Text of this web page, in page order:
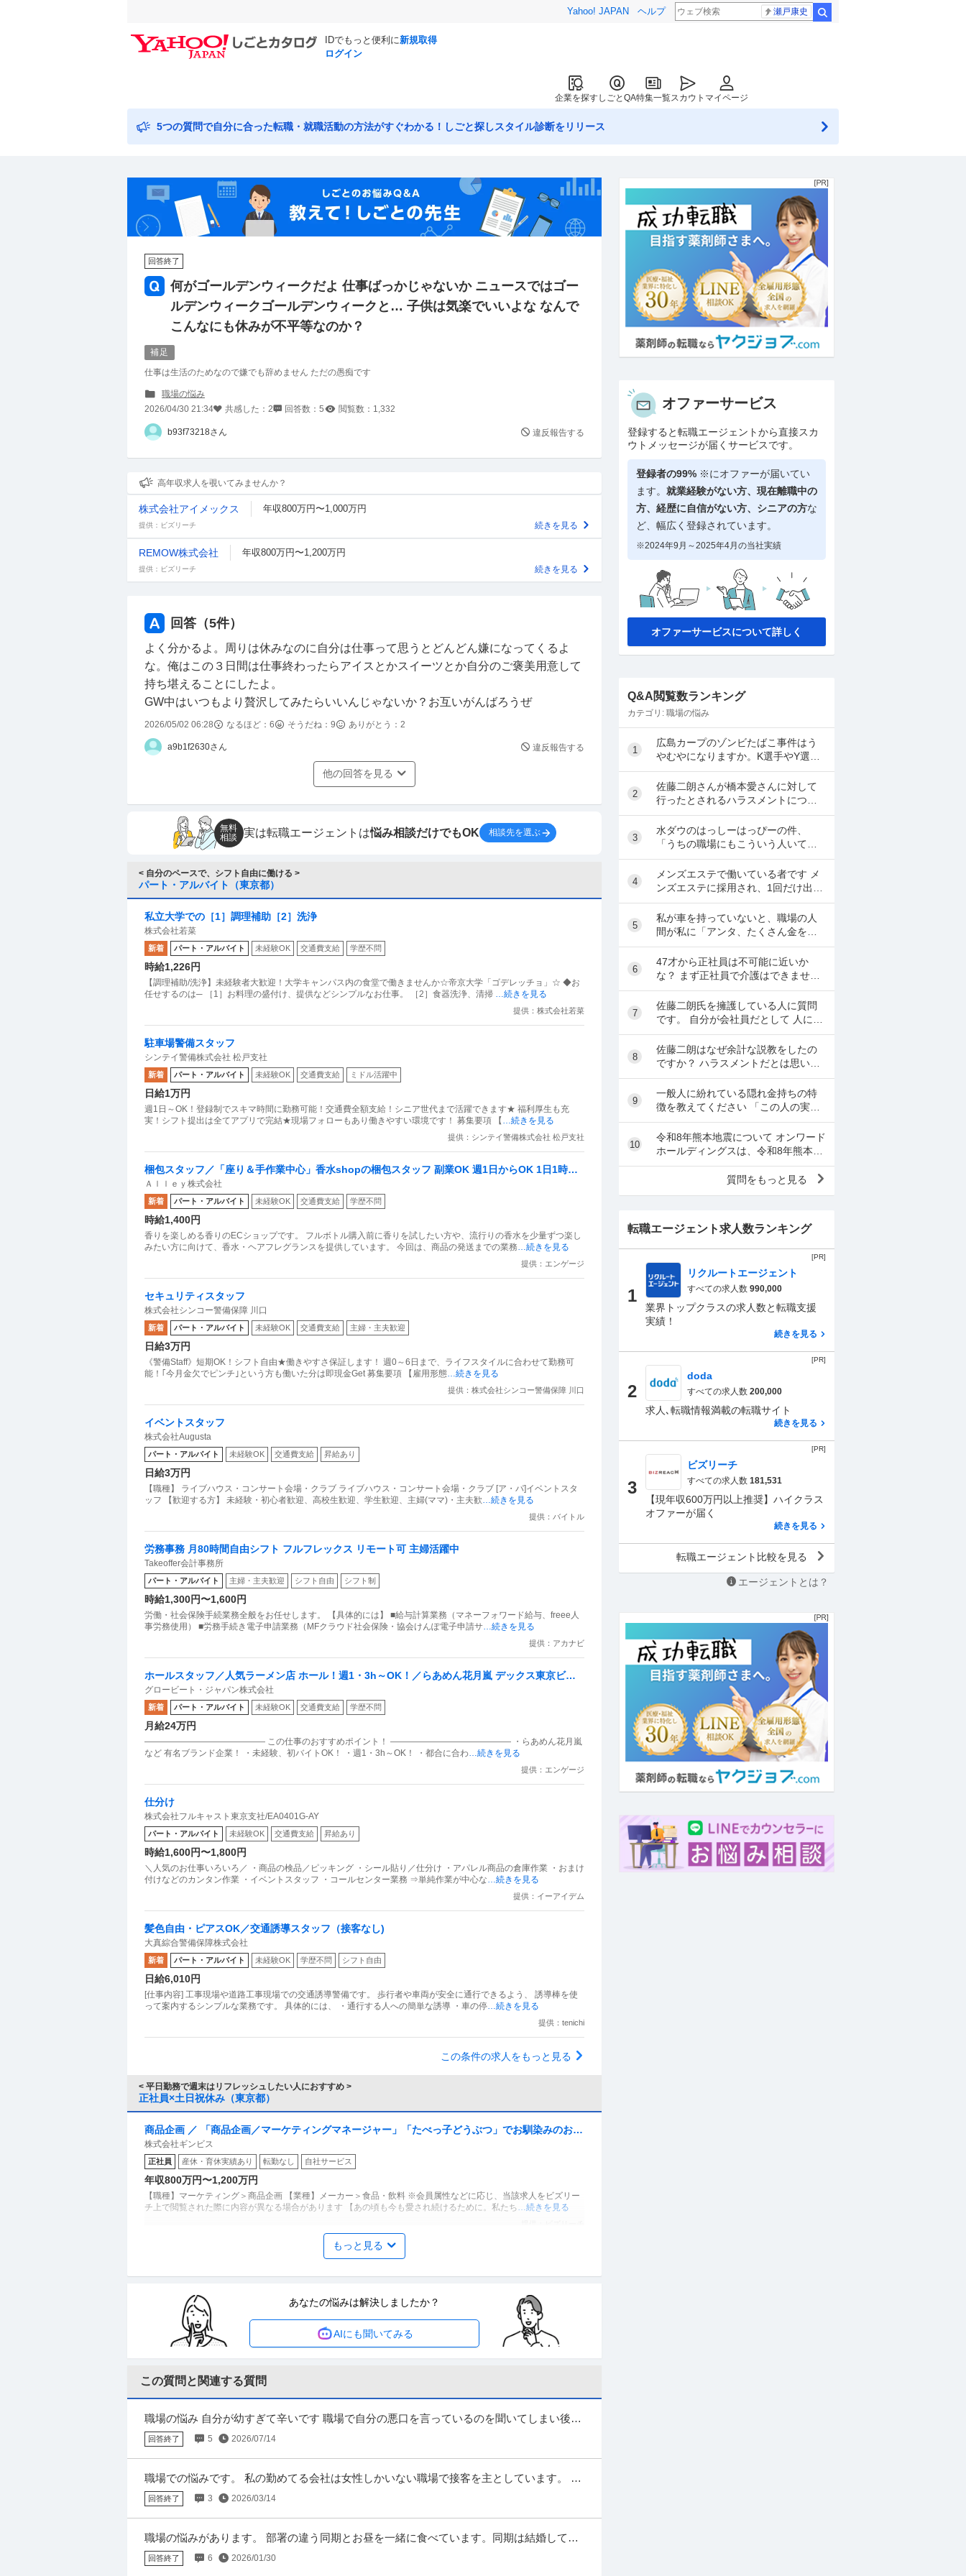
Yahoo! JAPAN ヘルプ 瀬戸康史
IDでもっと便利に新規取得
ログイン
企業を探すしごとQA特集一覧スカウト マイページ
5つの質問で自分に合った転職・就職活動の方法がすぐわかる！しごと探しスタイル診断をリリース
回答終了
何がゴールデンウィークだよ 仕事ばっかじゃないか ニュースではゴー
ルデンウィークゴールデンウィークと… 子供は気楽でいいよな なんで
こんなにも休みが不平等なのか？
補足
仕事は生活のためなので嫌でも辞めません ただの愚痴です
職場の悩み
2026/04/30 21:34
共感した： 2 回答数： 5 閲覧数： 1,332
b93f73218さん 違反報告する
高年収求人を覗いてみませんか？
株式会社アイメックス 年収800万円〜1,000万円
提供：ビズリーチ 続きを見る
REMOW株式会社 年収800万円〜1,200万円
提供：ビズリーチ 続きを見る
回答（5件）
よく分かるよ。周りは休みなのに自分は仕事って思うとどんどん嫌になってくるよ
な。俺はこの３日間は仕事終わったらアイスとかスイーツとか自分のご褒美用意して
持ち堪えることにしたよ。
GW中はいつもより贅沢してみたらいいんじゃないか？お互いがんばろうぜ
2026/05/02 06:28 なるほど： 6 そうだね： 9 ありがとう： 2
a9b1f2630さん 違反報告する
他の回答を見る
無料
相談
実は転職エージェントは悩み相談だけでもOK 相談先を選ぶ
< 自分のペースで、シフト自由に働ける >
パート・アルバイト（東京都）
私立大学での［1］調理補助［2］洗浄
株式会社若菜
新着 パート・アルバイト 未経験OK 交通費支給 学歴不問
時給1,226円
【調理補助/洗浄】未経験者大歓迎！大学キャンパス内の食堂で働きませんか☆帝京大学「ゴデレッチョ」☆ ◆お
任せするのは─ ［1］お料理の盛付け、提供などシンプルなお仕事。 ［2］食器洗浄、清掃 …続きを見る
提供：株式会社若菜
駐車場警備スタッフ
シンテイ警備株式会社 松戸支社
新着 パート・アルバイト 未経験OK 交通費支給 ミドル活躍中
日給1万円
週1日～OK！登録制でスキマ時間に勤務可能！交通費全額支給！シニア世代まで活躍できます★ 福利厚生も充
実！シフト提出は全てアプリで完結★現場フォローもあり働きやすい環境です！ 募集要項 【 …続きを見る
提供：シンテイ警備株式会社 松戸支社
梱包スタッフ／「座り＆手作業中心」香水shopの梱包スタッフ 副業OK 週1日からOK 1日1時間
からOK
Ａｌｌｅｙ株式会社
新着 パート・アルバイト 未経験OK 交通費支給 学歴不問
時給1,400円
香りを楽しめる香りのECショップです。 フルボトル購入前に香りを試したい方や、流行りの香水を少量ずつ楽し
みたい方に向けて、香水・ヘアフレグランスを提供しています。 今回は、商品の発送までの業務…続きを見る
提供：エンゲージ
セキュリティスタッフ
株式会社シンコー警備保障 川口
新着 パート・アルバイト 未経験OK 交通費支給 主婦・主夫歓迎
日給3万円
《警備Staff》短期OK！シフト自由★働きやすさ保証します！ 週0～6日まで、ライフスタイルに合わせて勤務可
能！｢今月金欠でピンチ｣という方も働いた分は即現金Get 募集要項 【雇用形態…続きを見る
提供：株式会社シンコー警備保障 川口
イベントスタッフ
株式会社Augusta
パート・アルバイト 未経験OK 交通費支給 昇給あり
日給3万円
【職種】 ライブハウス・コンサート会場・クラブ ライブハウス・コンサート会場・クラブ [ア・パ]イベントスタ
ッフ 【歓迎する方】 未経験・初心者歓迎、高校生歓迎、学生歓迎、主婦(ママ)・主夫歓…続きを見る
提供：バイトル
労務事務 月80時間自由シフト フルフレックス リモート可 主婦活躍中
Takeoffer会計事務所
パート・アルバイト 主婦・主夫歓迎 シフト自由 シフト制
時給1,300円〜1,600円
労働・社会保険手続業務全般をお任せします。 【具体的には】 ■給与計算業務（マネーフォワード給与、freee人
事労務使用） ■労務手続き電子申請業務（MFクラウド社会保険・協会けんぽ電子申請サ…続きを見る
提供：アカナビ
ホールスタッフ／人気ラーメン店 ホール！週1・3h～OK！／らあめん花月嵐 デックス東京ビー
チ店
グロービート・ジャパン株式会社
新着 パート・アルバイト 未経験OK 交通費支給 学歴不問
月給24万円
―――――――――――――― この仕事のおすすめポイント！ ―――――――――――――― ・らあめん花月嵐
など 有名ブランド企業！ ・未経験、初バイトOK！ ・週1・3h～OK！ ・都合に合わ…続きを見る
提供：エンゲージ
仕分け
株式会社フルキャスト東京支社/EA0401G-AY
パート・アルバイト 未経験OK 交通費支給 昇給あり
時給1,600円〜1,800円
＼人気のお仕事いろいろ／ ・商品の検品／ピッキング ・シール貼り／仕分け ・アパレル商品の倉庫作業 ・おまけ
付けなどのカンタン作業 ・イベントスタッフ ・コールセンター業務 ⇒単純作業が中心な…続きを見る
提供：イーアイデム
髪色自由・ピアスOK／交通誘導スタッフ（接客なし)
大真綜合警備保障株式会社
新着 パート・アルバイト 未経験OK 学歴不問 シフト自由
日給6,010円
[仕事内容] 工事現場や道路工事現場での交通誘導警備です。 歩行者や車両が安全に通行できるよう、 誘導棒を使
って案内するシンプルな業務です。 具体的には、 ・通行する人への簡単な誘導 ・車の停…続きを見る
提供：tenichi
この条件の求人をもっと見る
< 平日勤務で週末はリフレッシュしたい人におすすめ >
正社員×土日祝休み（東京都）
商品企画 ／ 「商品企画／マーケティングマネージャー」「たべっ子どうぶつ」でお馴染みのお菓
子メーカー ギンビス「「しみチョココーン」「アスパラガス」などのロングセラー商品を製造／
土日祝休み／転勤なし／勤務地日本橋」（株式会社ギンビス）
株式会社ギンビス
正社員 産休・育休実績あり 転勤なし 自社サービス
年収800万円〜1,200万円
【職種】マーケティング＞商品企画 【業種】メーカー＞食品・飲料 ※会員属性などに応じ、当該求人をビズリー
チ上で閲覧された際に内容が異なる場合があります 【あの頃も今も愛され続けるために。私たち…続きを見る
年収1000万円も可能×土日祝休み／外国人人材紹介の法人営業／マネジメント業務
月給47万円〜62.5万円
【年収1000万円も可能×土日祝休み】外国人人材紹介の法人営業｜マネジメント業務 【高収入！稼ぐなら当社
へ】 ■月給47万円以上スタート ■毎週しっかり休める土日祝休み ■安心の福利厚生充実
…続きを見る
提供：上野グループホールディングス株式会社
法務・コンプライアンス ／ 「測量士・測量士補・測量助手」最新ドローン・3Dレーザースキャ
ナーを駆使する先進的測量技術者／創業90年の強固なグループ基盤／京都・丸太町駅徒歩1分／完
全週休2日（土日祝）
ひかり司法書士法人
正社員 土日休み 高収入 完全週休2日制
年収800万円〜1,000万円
【職種】管理＞法務・コンプライアンス 【業種】士業＞その他 ※会員属性などに応じ、当該求人をビズリーチ上
で閲覧された際に内容が異なる場合があります ※当求人は、ひかり司法書士法人にて採用後、「…続きを見る
提供：ビズリーチ
羽田空港／施設保全サポート年休126日／土日祝休／残業10H以下／内勤9割／安定性が強みの建
正社員 交通費支給 昇給あり ミドル活躍中
年収400万円〜620万円
もっと見る
あなたの悩みは解決しましたか？
AIにも聞いてみる
この質問と関連する質問
職場の悩み 自分が幼すぎて辛いです 職場で自分の悪口を言っているのを聞いてしまい後日
出勤拒否をしてしまいました。家にいても涙が止まらず吐き気、腹痛、フラ...
回答終了 5 2026/07/14
職場での悩みです。 私の勤めてる会社は女性しかいない職場で接客を主としています。 店
長は陰口が大の嫌いです。 会社に対する愚痴もできれば控えるよう言われ...
回答終了 3 2026/03/14
職場の悩みがあります。 部署の違う同期とお昼を一緒に食べています。同期は結婚してお
子さんもいて、家庭の愚痴やお子さんの話を聞くことが多くあります。9割、...
回答終了 6 2026/01/30
オファーサービス
登録すると転職エージェントから直接スカ
ウトメッセージが届くサービスです。
登録者の99% ※にオファーが届いてい
ます。 就業経験がない方、現在離職中の
方、 経歴に自信がない方、シニアの方な
ど、幅広く登録されています。
※2024年9月～2025年4月の当社実績
オファーサービスについて詳しく
Q&A閲覧数ランキング
カテゴリ: 職場の悩み
1
広島カープのゾンビたばこ事件はう
やむやになりますか。K選手やY選手
は名前が上がってしましたよね。
2
佐藤二朗さんが橋本愛さんに対して
行ったとされるハラスメントについ
て、佐藤二朗さんを擁護する意見が
多いですよね。 これは極端に言え
ば、 「ハラスメントでは...
3
水ダウのはっしーはっぴーの件、
「うちの職場にもこういう人いて笑
えない」っていう共感のポストがツ
イッターやyoutubeのコメント欄に多
すぎてそっちに驚いて...
4
メンズエステで働いている者です メ
ンズエステに採用され、1回だけ出勤
したのですが、研修（店長が担当）
の際や出勤時に「元々デリをやって
いたなら」という理由で...
5
私が車を持っていないと、職場の人
間が私に「アンタ、たくさん金を持
っているのだから車を買えよ。」と
言って来ます。 でも なんで しんどい
思いをして働いた金で...
6
47才から正社員は不可能に近いか
な？ まず正社員で介護はできませ
ん。 警備員は難しいです。できませ
ん。 運送会社の運転手は無理です。
できません 過去にうつ...
7
佐藤二朗氏を擁護している人に質問
です。 自分が会社員だとして 人に言
いたくない事情（病気や家族の事情
など）があり、上司や総務等に相談
した結果、仕事内容を...
8
佐藤二朗はなぜ余計な説教をしたの
ですか？ ハラスメントだとは思いま
せん。何でもかんでもハラスメント
という最近の風潮に反対です。た
だ、橋本愛からすれば良い気...
9
一般人に紛れている隠れ金持ちの特
徴を教えてください 「この人の実家
はかなり金持ちでかなり裕福な隠れ
お嬢さまなんだな」とわかる特徴を
教えてください 私の...
10
令和8年熊本地震について オンワード
ホールディングスは、令和8年熊本自
身で、大震災の余波の可能性が高い
中、従業員に売上金の確保（金庫へ
質問をもっと見る
転職エージェント求人数ランキング
[PR]
1
リクルートエージェント
すべての求人数 990,000
業界トップクラスの求人数と転職支援
実績！
続きを見る
[PR]
2
doda
すべての求人数 200,000
求人､転職情報満載の転職サイト
続きを見る
[PR]
3
ビズリーチ
すべての求人数 181,531
【現年収600万円以上推奨】ハイクラス
オファーが届く
続きを見る
転職エージェント比較を見る
エージェントとは？